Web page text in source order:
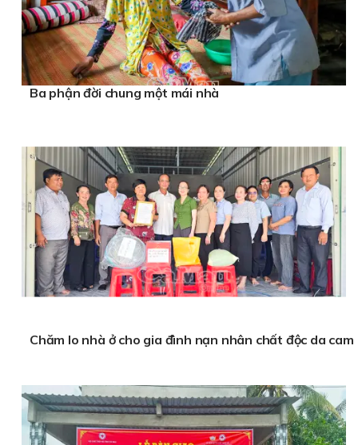
Ba phận đời chung một mái nhà
Chăm lo nhà ở cho gia đình nạn nhân chất độc da cam